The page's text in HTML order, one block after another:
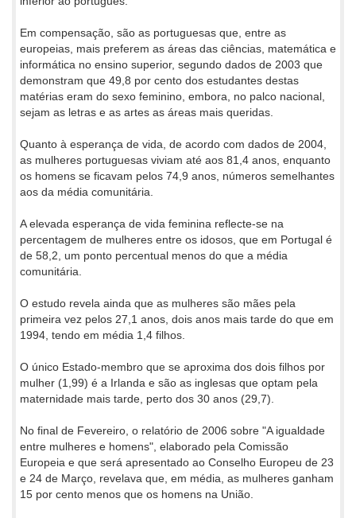
Em compensação, são as portuguesas que, entre as
europeias, mais preferem as áreas das ciências, matemática e
informática no ensino superior, segundo dados de 2003 que
demonstram que 49,8 por cento dos estudantes destas
matérias eram do sexo feminino, embora, no palco nacional,
sejam as letras e as artes as áreas mais queridas.
Quanto à esperança de vida, de acordo com dados de 2004,
as mulheres portuguesas viviam até aos 81,4 anos, enquanto
os homens se ficavam pelos 74,9 anos, números semelhantes
aos da média comunitária.
A elevada esperança de vida feminina reflecte-se na
percentagem de mulheres entre os idosos, que em Portugal é
de 58,2, um ponto percentual menos do que a média
comunitária.
O estudo revela ainda que as mulheres são mães pela
primeira vez pelos 27,1 anos, dois anos mais tarde do que em
1994, tendo em média 1,4 filhos.
O único Estado-membro que se aproxima dos dois filhos por
mulher (1,99) é a Irlanda e são as inglesas que optam pela
maternidade mais tarde, perto dos 30 anos (29,7).
No final de Fevereiro, o relatório de 2006 sobre "A igualdade
entre mulheres e homens", elaborado pela Comissão
Europeia e que será apresentado ao Conselho Europeu de 23
e 24 de Março, revelava que, em média, as mulheres ganham
15 por cento menos que os homens na União.